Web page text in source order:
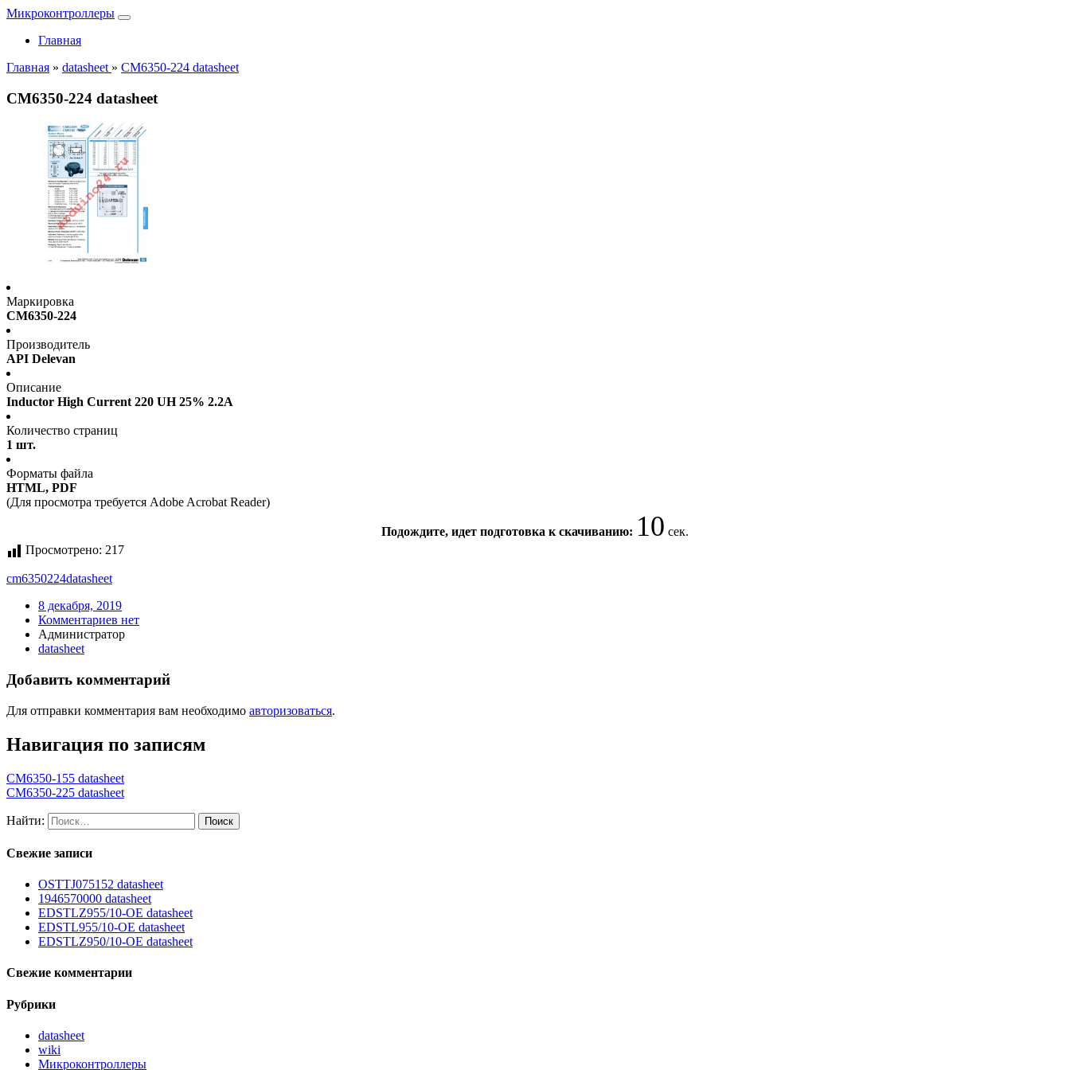
Микроконтроллеры
Главная
Главная » datasheet » CM6350-224 datasheet
CM6350-224 datasheet
Маркировка
CM6350-224
Производитель
API Delevan
Описание
Inductor High Current 220 UH 25% 2.2A
Количество страниц
1 шт.
Форматы файла
HTML, PDF
(Для просмотра требуется Adobe Acrobat Reader)
Подождите, идет подготовка к скачиванию: 10 сек.
Просмотрено: 217
cm6350224datasheet
8 декабря, 2019
Комментариев нет
Администратор
datasheet
Добавить комментарий
Для отправки комментария вам необходимо авторизоваться.
Навигация по записям
CM6350-155 datasheet
CM6350-225 datasheet
Найти:
Свежие записи
OSTTJ075152 datasheet
1946570000 datasheet
EDSTLZ955/10-OE datasheet
EDSTL955/10-OE datasheet
EDSTLZ950/10-OE datasheet
Свежие комментарии
Рубрики
datasheet
wiki
Микроконтроллеры